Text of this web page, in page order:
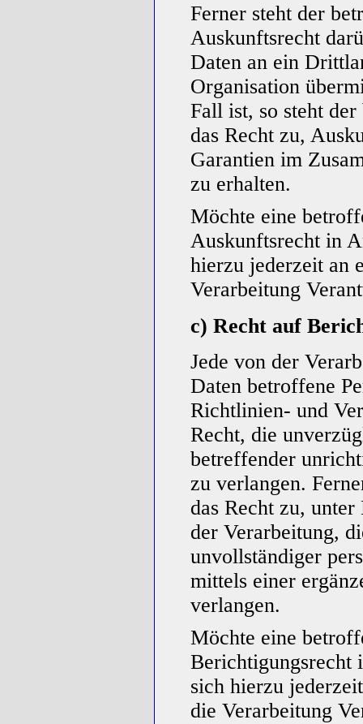
Ferner steht der
Auskunftsrecht
Daten an ein
Organisation
Fall ist, so steht
das Recht zu,
Garantien im
zu erhalten.
Möchte eine
Auskunftsrecht in
hierzu jederzeit an
Verarbeitung
c) Recht auf
Jede von der
Daten betroffene
Richtlinien- und
Recht, die
betreffender
zu verlangen.
das Recht zu,
der Verarbeitung,
unvollständiger
mittels einer
verlangen.
Möchte eine
Berichtigungsrecht
sich hierzu
die Verarbeitung